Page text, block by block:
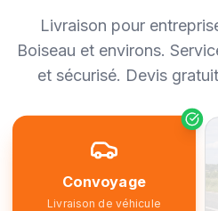
Livraison pour
Boiseau et environs.
et sécurisé. Devis
Convoyage
Livraison de véhicule